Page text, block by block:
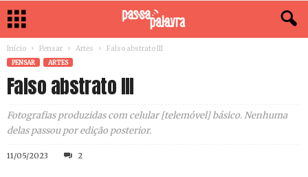
Início Pensar Artes Falso abstrato III
PENSAR ARTES
Falso abstrato III
Fotografias produzidas com celular [telemóvel] básico. Nenhuma
delas passou por edição posterior.
11/05/2023 2